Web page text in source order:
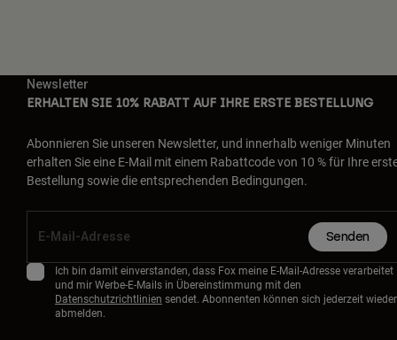
Newsletter
ERHALTEN SIE 10% RABATT AUF IHRE ERSTE BESTELLUNG
Abonnieren Sie unseren Newsletter, und innerhalb weniger Minuten
erhalten Sie eine E-Mail mit einem Rabattcode von 10 % für Ihre
Bestellung sowie die entsprechenden Bedingungen.
Senden
Ich bin damit einverstanden, dass Fox meine E-Mail-Adresse verarbeitet
und mir Werbe-E-Mails in Übereinstimmung mit den
Datenschutzrichtlinien sendet. Abonnenten können sich jederzeit wieder
abmelden.